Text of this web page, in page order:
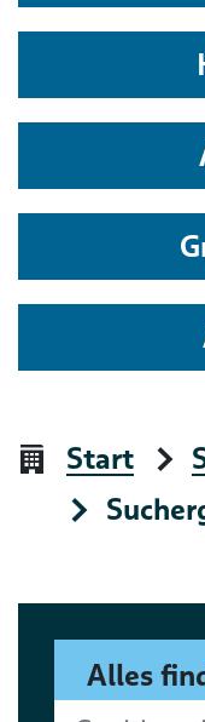
Start
Alles